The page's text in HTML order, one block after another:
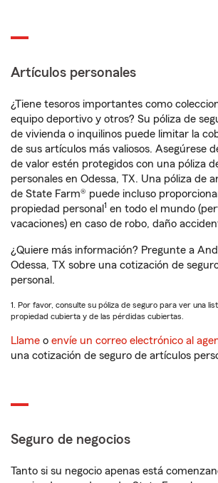
Artículos personales
¿Tiene tesoros importantes como
equipo deportivo y otros? Su póliza de
de vivienda o inquilinos puede limitar la
de sus artículos más valiosos. Asegúrese
de valor estén protegidos con una póliza
personales en Odessa, TX. Una póliza de
de State Farm® puede incluso
propiedad personal 1 en todo el mundo
vacaciones) en caso de robo, daño
¿Quiere más información? Pregunte a
Odessa, TX sobre una cotización de
personal.
1. Por favor, consulte su póliza de seguro para ver una
propiedad cubierta y de las pérdidas cubiertas.
Llame o envíe un correo electrónico al
una cotización de seguro de artículos
Seguro de negocios
Tanto si su negocio apenas está